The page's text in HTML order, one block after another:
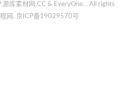
库素材网.CC & EveryOne. . All rights
网. 京ICP备19029570号